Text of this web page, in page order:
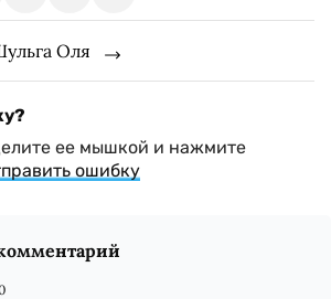
Оля
ее мышкой и нажмите
ошибку